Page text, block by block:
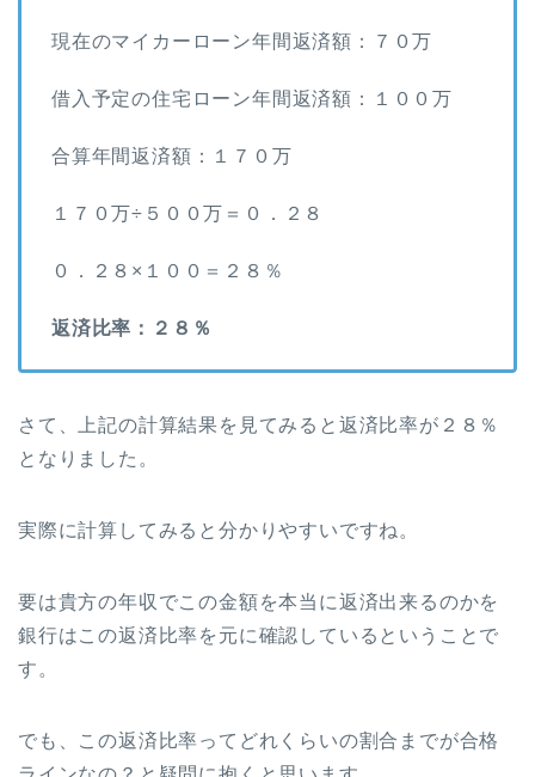
現在のマイカーローン年間返済額：７０万
借入予定の住宅ローン年間返済額：１００万
合算年間返済額：１７０万
１７０万÷５００万＝０．２８
０．２８×１００＝２８％
返済比率：２８％
さて、上記の計算結果を見てみると返済比率が２８％
となりました。
実際に計算してみると分かりやすいですね。
要は貴方の年収でこの金額を本当に返済出来るのかを
銀行はこの返済比率を元に確認しているということで
す。
でも、この返済比率ってどれくらいの割合までが合格